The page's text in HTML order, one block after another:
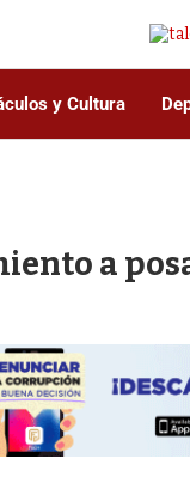
y Cultura
a